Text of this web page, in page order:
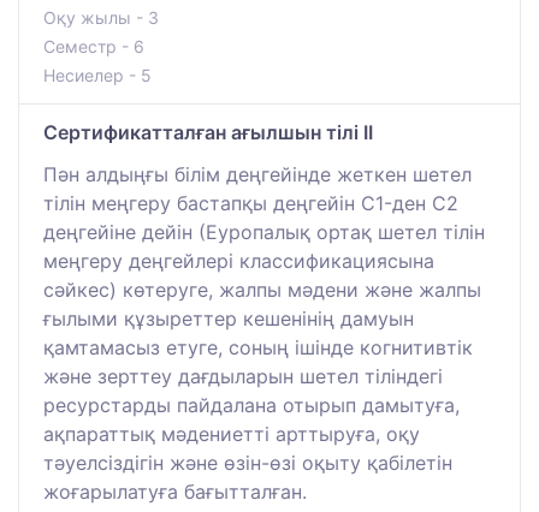
Оқу жылы - 3
Семестр - 6
Несиелер - 5
Сертификатталған ағылшын тілі II
Пән алдыңғы білім деңгейінде жеткен шетел
тілін меңгеру бастапқы деңгейін C1-ден C2
деңгейіне дейін (Еуропалық ортақ шетел тілін
меңгеру деңгейлері классификациясына
сәйкес) көтеруге, жалпы мәдени және жалпы
ғылыми құзыреттер кешенінің дамуын
қамтамасыз етуге, соның ішінде когнитивтік
және зерттеу дағдыларын шетел тіліндегі
ресурстарды пайдалана отырып дамытуға,
ақпараттық мәдениетті арттыруға, оқу
тәуелсіздігін және өзін-өзі оқыту қабілетін
жоғарылатуға бағытталған.